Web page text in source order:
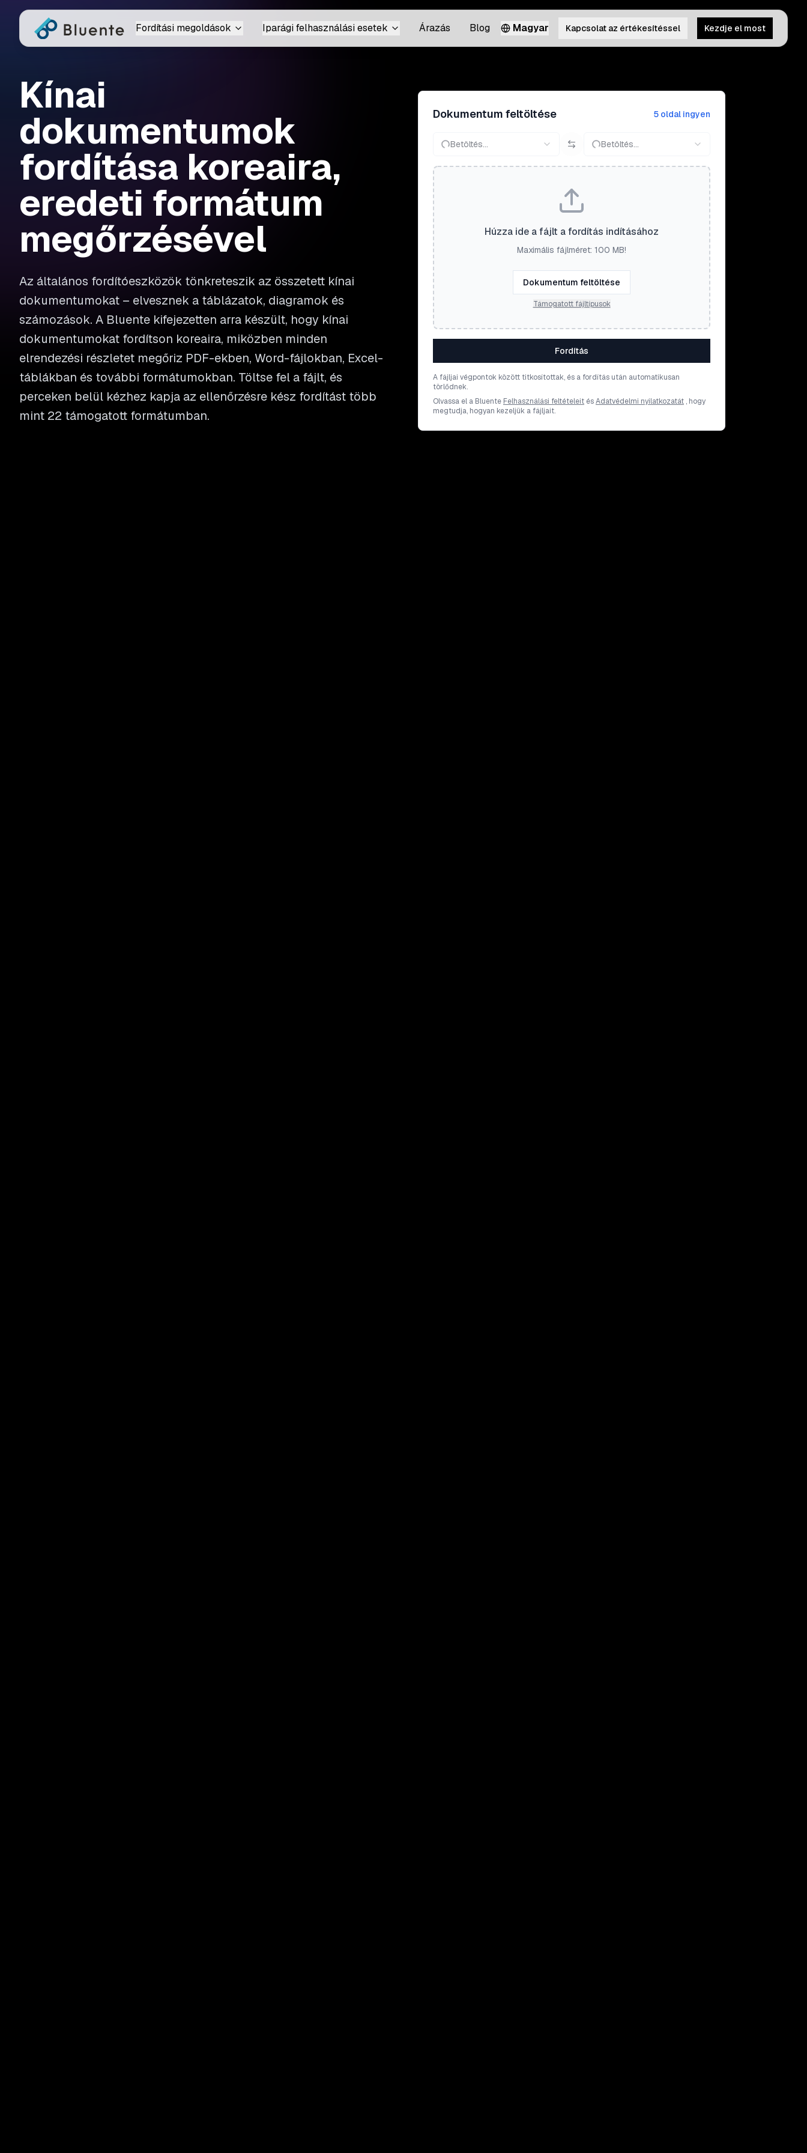
Fordítási megoldások Iparági felhasználási esetek Árazás Blog Magyar Kapcsolat az értékesítéssel Kezdje el most
Kínai
dokumentumok
fordítása koreaira,
eredeti formátum
megőrzésével
Az általános fordítóeszközök tönkreteszik az összetett kínai
dokumentumokat – elvesznek a táblázatok, diagramok és
számozások. A Bluente kifejezetten arra készült, hogy kínai
dokumentumokat fordítson koreaira, miközben minden
elrendezési részletet megőriz PDF-ekben, Word-fájlokban, Excel-
táblákban és további formátumokban. Töltse fel a fájlt, és
perceken belül kézhez kapja az ellenőrzésre kész fordítást több
mint 22 támogatott formátumban.
Dokumentum feltöltése 5 oldal ingyen
Betöltés... Betöltés...
Húzza ide a fájlt a fordítás indításához
Maximális fájlméret: 100 MB!
Dokumentum feltöltése
Támogatott fájltípusok
Fordítás
A fájljai végpontok között titkosítottak, és a fordítás után automatikusan
törlődnek.
Olvassa el a Bluente Felhasználási feltételeit ésAdatvédelmi nyilatkozatát , hogy
megtudja, hogyan kezeljük a fájljait.